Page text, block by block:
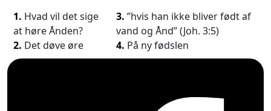
1. Hvad vil det sige
at høre Ånden?
2. Det døve øre
3. ”hvis han ikke bliver født af
vand og Ånd” (Joh. 3:5)
4. På ny fødslen